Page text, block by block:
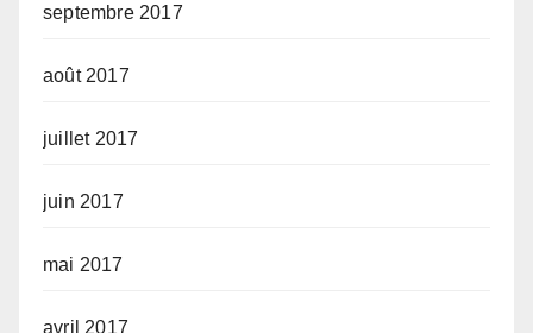
septembre 2017
août 2017
juillet 2017
juin 2017
mai 2017
avril 2017